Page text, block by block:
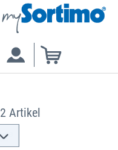
2 Artikel